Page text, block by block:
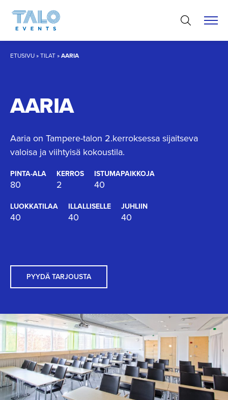
sisältöön
ETUSIVU»TILAT»AARIA
AARIA
Aaria on Tampere-talon 2.kerroksessa sijaitseva
valoisa ja viihtyisä kokoustila.
PINTA-ALA
80
KERROS
2
ISTUMAPAIKKOJA
40
LUOKKATILAA
40
ILLALLISELLE
40
JUHLIIN
40
PYYDÄ TARJOUSTA